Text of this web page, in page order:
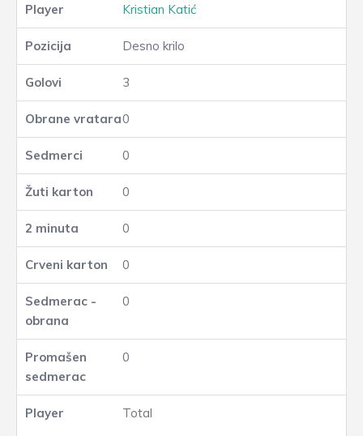
Kristian Katić
Desno krilo
3
0
0
0
0
0
0
0
Total